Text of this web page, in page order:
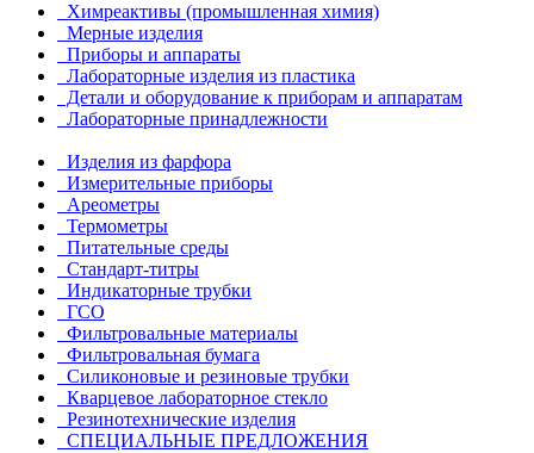
Химреактивы (промышленная химия)
Мерные изделия
Приборы и аппараты
Лабораторные изделия из пластика
Детали и оборудование к приборам и аппаратам
Лабораторные принадлежности
Изделия из фарфора
Измерительные приборы
Ареометры
Термометры
Питательные среды
Стандарт-титры
Индикаторные трубки
ГСО
Фильтровальные материалы
Фильтровальная бумага
Силиконовые и резиновые трубки
Кварцевое лабораторное стекло
Резинотехнические изделия
СПЕЦИАЛЬНЫЕ ПРЕДЛОЖЕНИЯ